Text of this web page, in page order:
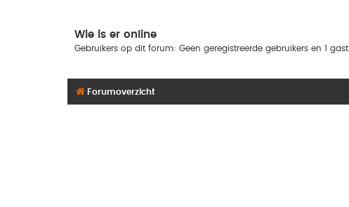
Wie is er online
Gebruikers op dit forum: Geen geregistreerde gebruikers en 1 gast
Forumoverzicht